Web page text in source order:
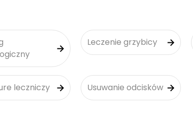
Leczenie grzybicy
leczniczy Usuwanie odcisków